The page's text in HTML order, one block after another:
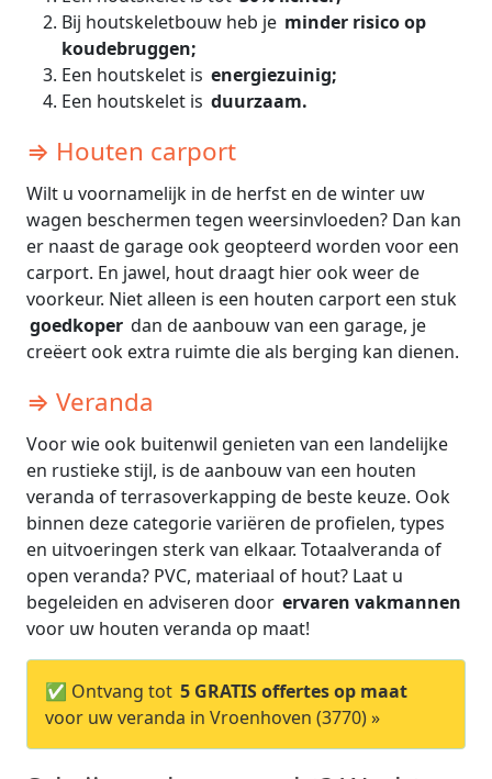
Bij houtskeletbouw heb je minder risico op
koudebruggen;
Een houtskelet is energiezuinig;
Een houtskelet is duurzaam.
⇒ Houten carport
Wilt u voornamelijk in de herfst en de winter uw
wagen beschermen tegen weersinvloeden? Dan kan
er naast de garage ook geopteerd worden voor een
carport. En jawel, hout draagt hier ook weer de
voorkeur. Niet alleen is een houten carport een stuk
goedkoper dan de aanbouw van een garage, je
creëert ook extra ruimte die als berging kan dienen.
⇒ Veranda
Voor wie ook buitenwil genieten van een landelijke
en rustieke stijl, is de aanbouw van een houten
veranda of terrasoverkapping de beste keuze. Ook
binnen deze categorie variëren de profielen, types
en uitvoeringen sterk van elkaar. Totaalveranda of
open veranda? PVC, materiaal of hout? Laat u
begeleiden en adviseren door ervaren vakmannen
voor uw houten veranda op maat!
✅ Ontvang tot 5 GRATIS offertes op maat
voor uw veranda in Vroenhoven (3770) »